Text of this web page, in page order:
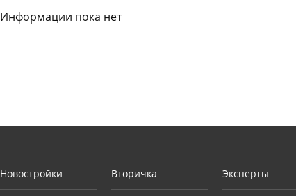
Информации пока нет
Новостройки Вторичка Эксперты